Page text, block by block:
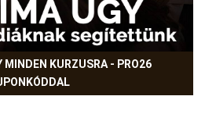
MINDEN KURZUSRA - PRO26